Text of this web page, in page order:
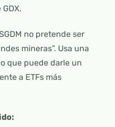
no pretende ser
mineras”. Usa una
que puede darle un
a ETFs más